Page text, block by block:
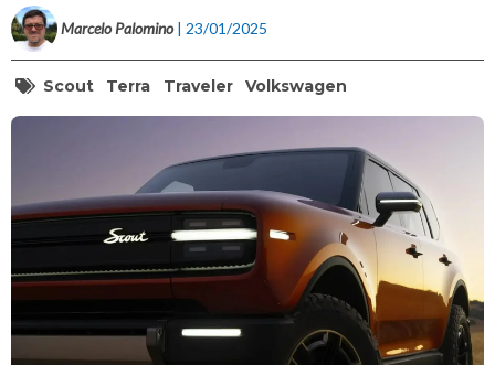
Marcelo Palomino | 23/01/2025
Scout Terra Traveler Volkswagen